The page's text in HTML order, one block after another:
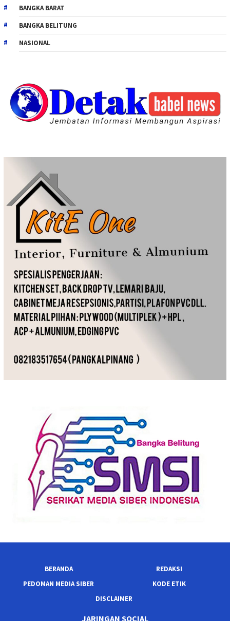
BANGKA BARAT
BANGKA BELITUNG
NASIONAL
BERANDA
REDAKSI
PEDOMAN MEDIA SIBER
KODE ETIK
DISCLAIMER
JARINGAN SOCIAL